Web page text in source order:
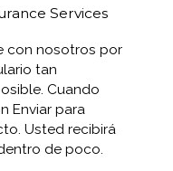
Services
con nosotros por
tan
Cuando
Enviar para
Usted recibirá
de poco.